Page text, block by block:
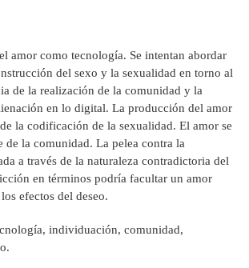
amor como tecnología. Se intentan abordar
del sexo y la sexualidad en torno al
de la realización de la comunidad y la
en lo digital. La producción del amor
la codificación de la sexualidad. El amor se
de la comunidad. La pelea contra la
a través de la naturaleza contradictoria del
en términos podría facultar un amor
efectos del deseo.
individuación, comunidad,